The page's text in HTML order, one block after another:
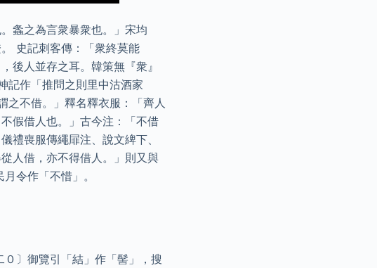
螽之為言衆暴衆也。」宋均
史記刺客傳：「衆終莫能
後人並存之耳。韓策無『衆』
記作「推問之則里中沽酒家
之不借。」釋名釋衣服：「齊人
假借人也。」古今注：「不借
禮喪服傳繩屝注、說文綼下、
人借，亦不得借人。」則又與
令作「不惜」。
〕御覽引「結」作「髻」，搜